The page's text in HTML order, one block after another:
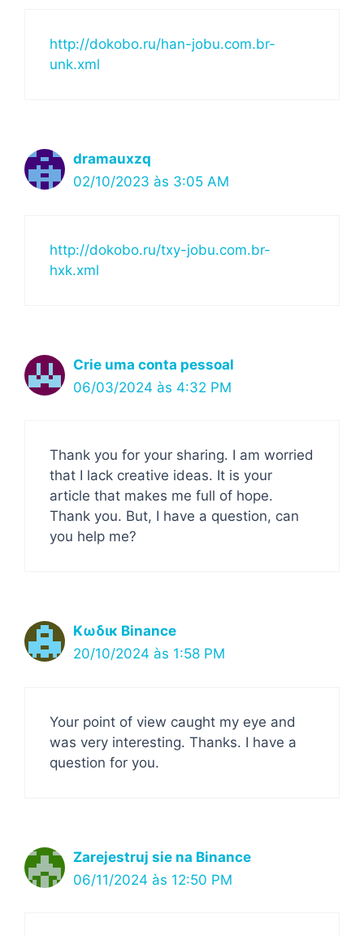
http://dokobo.ru/han-jobu.com.br-
unk.xml
dramauxzq
02/10/2023 às 3:05 AM
http://dokobo.ru/txy-jobu.com.br-
hxk.xml
Crie uma conta pessoal
06/03/2024 às 4:32 PM
Thank you for your sharing. I am worried
that I lack creative ideas. It is your
article that makes me full of hope.
Thank you. But, I have a question, can
you help me?
Κωδικ Binance
20/10/2024 às 1:58 PM
Your point of view caught my eye and
was very interesting. Thanks. I have a
question for you.
Zarejestruj sie na Binance
06/11/2024 às 12:50 PM